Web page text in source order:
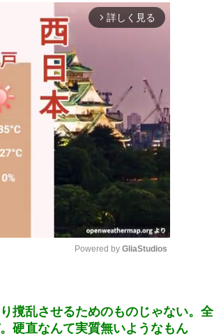
arrow_forward_ios 詳しく見る
u
t
Powered by GliaStudios
撹乱させるためのものじゃない。全
硬直なんて実質無いようなもん